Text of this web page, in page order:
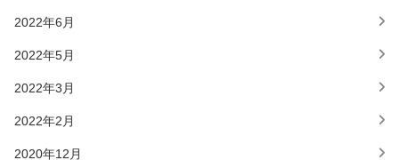
2022年6月
2022年5月
2022年3月
2022年2月
2020年12月